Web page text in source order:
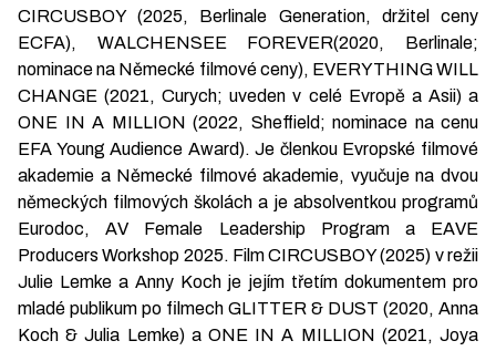
CIRCUSBOY (2025, Berlinale Generation, držitel ceny
ECFA), WALCHENSEE FOREVER(2020, Berlinale;
nominace na Německé filmové ceny), EVERYTHING WILL
CHANGE (2021, Curych; uveden v celé Evropě a Asii) a
ONE IN A MILLION (2022, Sheffield; nominace na cenu
EFA Young Audience Award). Je členkou Evropské filmové
akademie a Německé filmové akademie, vyučuje na dvou
německých filmových školách a je absolventkou programů
Eurodoc, AV Female Leadership Program a EAVE
Producers Workshop 2025. Film CIRCUSBOY (2025) v režii
Julie Lemke a Anny Koch je jejím třetím dokumentem pro
mladé publikum po filmech GLITTER & DUST (2020, Anna
Koch & Julia Lemke) a ONE IN A MILLION (2021, Joya